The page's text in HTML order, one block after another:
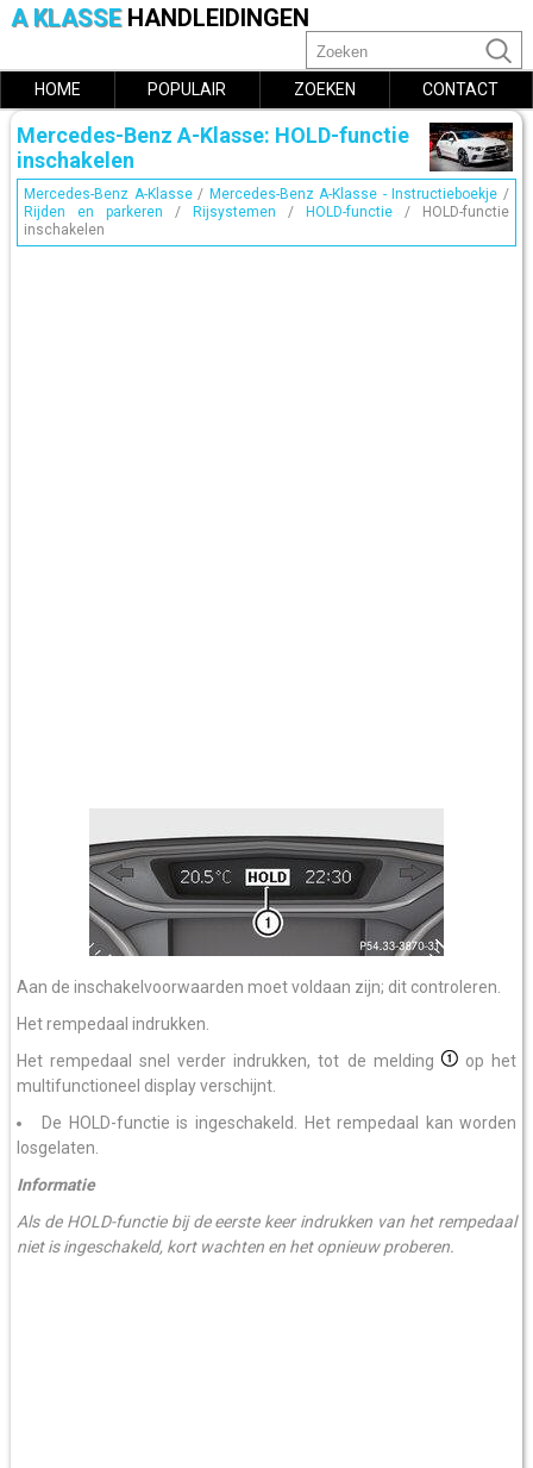
A KLASSE HANDLEIDINGEN
HOME POPULAIR ZOEKEN CONTACT
Mercedes-Benz A-Klasse: HOLD-functie
inschakelen
Mercedes-Benz A-Klasse/ Mercedes-Benz A-Klasse - Instructieboekje /
Rijden en parkeren / Rijsystemen / HOLD-functie / HOLD-functie
inschakelen
Aan de inschakelvoorwaarden moet voldaan zijn; dit controleren.
Het rempedaal indrukken.
Het rempedaal snel verder indrukken, tot de melding
op het
multifunctioneel display verschijnt.
De HOLD-functie is ingeschakeld. Het rempedaal kan worden
losgelaten.
Informatie
Als de HOLD-functie bij de eerste keer indrukken van het rempedaal
niet is ingeschakeld, kort wachten en het opnieuw proberen.